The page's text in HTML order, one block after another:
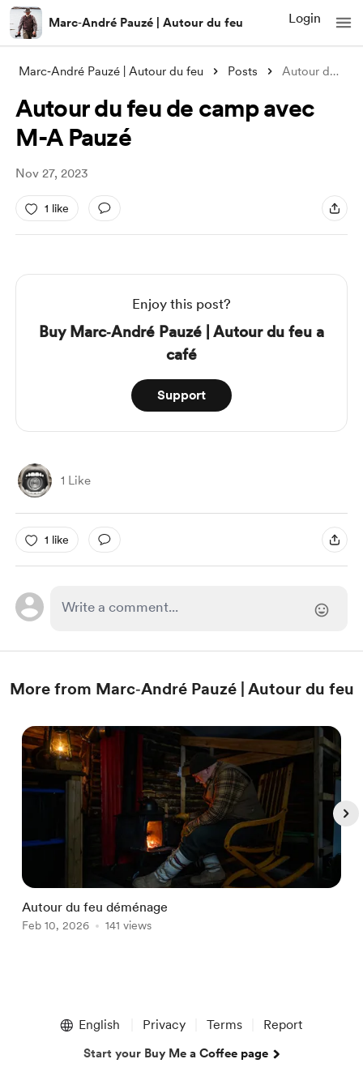
Marc‑André Pauzé | Autour du feu Login
Marc‑André Pauzé | Autour du feu Posts Autour du feu de camp avec M-A Pauzé
Autour du feu de camp avec
M-A Pauzé
Nov 27, 2023
1 like
Enjoy this post?
Buy Marc‑André Pauzé | Autour du feu a
café
Support
1 Like
1 like
More from Marc‑André Pauzé | Autour du feu
Autour du feu déménage
Feb 10, 2026 141 views
English Privacy Terms Report
Start your Buy Me a Coffee page